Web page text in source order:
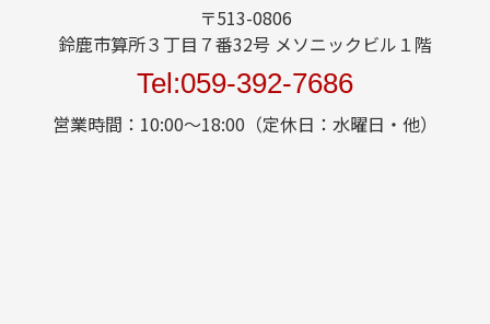
〒513-0806
鈴鹿市算所３丁目７番32号 メソニックビル１階
Tel:059-392-7686
営業時間：10:00～18:00（定休日：水曜日・他）